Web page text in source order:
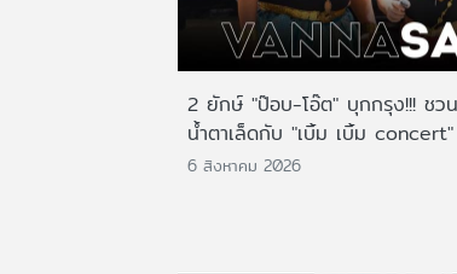
2 ยักษ์ "ป๊อบ-โอ๊ต" บุกกรุง!!! ชวน
น้ำตาเล็ดกับ "เบิ้ม เบิ้ม concert"
6 สิงหาคม 2026